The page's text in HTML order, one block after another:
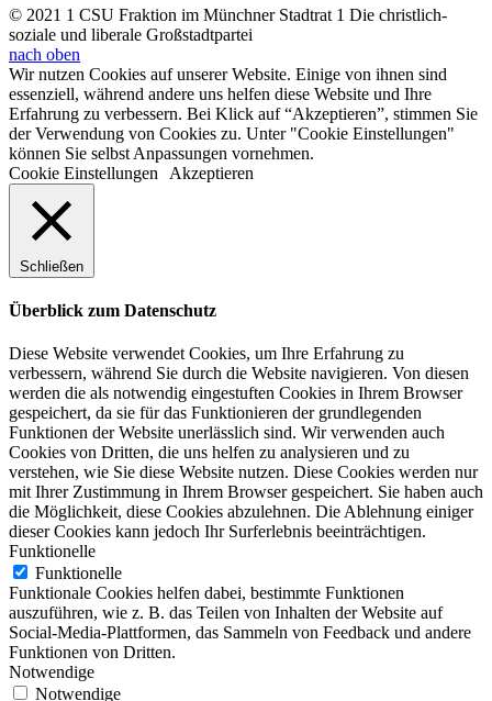
© 2021 1 CSU Fraktion im Münchner Stadtrat 1 Die christlich-
soziale und liberale Großstadtpartei
nach oben
Wir nutzen Cookies auf unserer Website. Einige von ihnen sind
essenziell, während andere uns helfen diese Website und Ihre
Erfahrung zu verbessern. Bei Klick auf “Akzeptieren”, stimmen Sie
der Verwendung von Cookies zu. Unter "Cookie Einstellungen"
können Sie selbst Anpassungen vornehmen.
Cookie Einstellungen
Akzeptieren
Schließen
Überblick zum Datenschutz
Diese Website verwendet Cookies, um Ihre Erfahrung zu
verbessern, während Sie durch die Website navigieren. Von diesen
werden die als notwendig eingestuften Cookies in Ihrem Browser
gespeichert, da sie für das Funktionieren der grundlegenden
Funktionen der Website unerlässlich sind. Wir verwenden auch
Cookies von Dritten, die uns helfen zu analysieren und zu
verstehen, wie Sie diese Website nutzen. Diese Cookies werden nur
mit Ihrer Zustimmung in Ihrem Browser gespeichert. Sie haben auch
die Möglichkeit, diese Cookies abzulehnen. Die Ablehnung einiger
dieser Cookies kann jedoch Ihr Surferlebnis beeinträchtigen.
Funktionelle
Funktionelle
Funktionale Cookies helfen dabei, bestimmte Funktionen
auszuführen, wie z. B. das Teilen von Inhalten der Website auf
Social-Media-Plattformen, das Sammeln von Feedback und andere
Funktionen von Dritten.
Notwendige
Notwendige